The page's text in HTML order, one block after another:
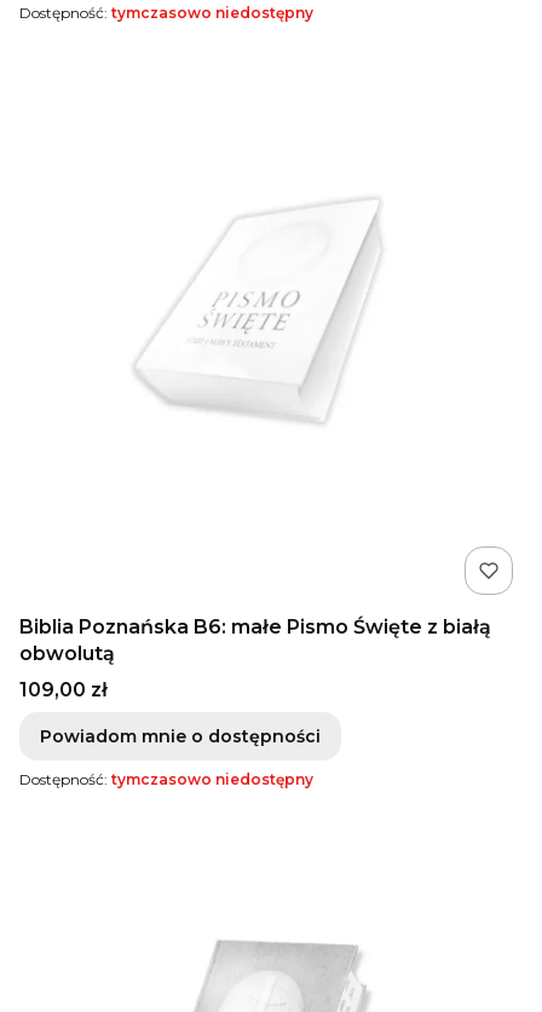
Dostępność: tymczasowo niedostępny
Biblia Poznańska B6: małe Pismo Święte z białą
obwolutą
Cena
109,00 zł
Powiadom mnie o dostępności
Dostępność: tymczasowo niedostępny